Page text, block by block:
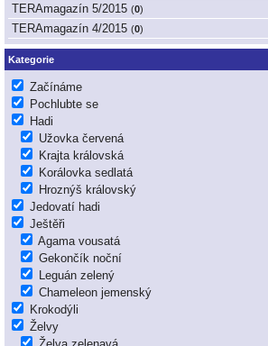
TERAmagazín 5/2015 (0)
TERAmagazín 4/2015 (0)
Kategorie
Začínáme
Pochlubte se
Hadi
Užovka červená
Krajta královská
Korálovka sedlatá
Hroznýš královský
Jedovatí hadi
Ještěři
Agama vousatá
Gekončík noční
Leguán zelený
Chameleon jemenský
Krokodýli
Želvy